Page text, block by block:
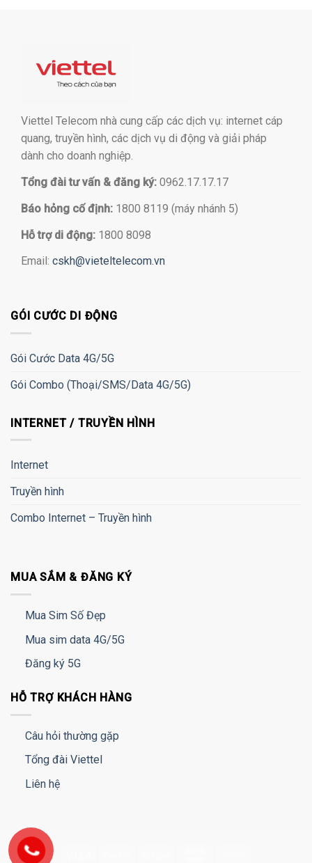
Viettel Telecom nhà cung cấp các dịch vụ: internet cáp
quang, truyền hình, các dịch vụ di động và giải pháp
dành cho doanh nghiệp.
Tổng đài tư vấn & đăng ký: 0962.17.17.17
Báo hỏng cố định: 1800 8119 (máy nhánh 5)
Hỗ trợ di động: 1800 8098
Email: cskh@vieteltelecom.vn
GÓI CƯỚC DI ĐỘNG
Gói Cước Data 4G/5G
Gói Combo (Thoại/SMS/Data 4G/5G)
INTERNET / TRUYỀN HÌNH
Internet
Truyền hình
Combo Internet – Truyền hình
MUA SẮM & ĐĂNG KÝ
Mua Sim Số Đẹp
Mua sim data 4G/5G
Đăng ký 5G
HỖ TRỢ KHÁCH HÀNG
Câu hỏi thường gặp
Tổng đài Viettel
Liên hệ